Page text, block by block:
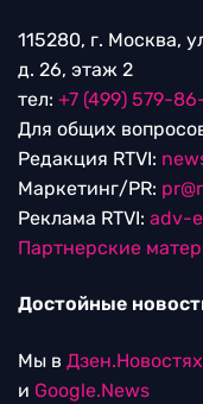
115280, г. Москва,
д. 26, этаж 2
тел: +7 (499) 579-
Для общих
Редакция RTVI:
Маркетинг/PR:
Реклама RTVI: adv-
Партнерские
Достойные
Мы в Дзен.Новостях
и Google.News